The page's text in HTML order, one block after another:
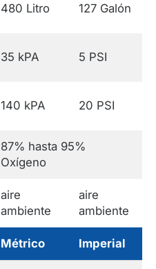
480 Litro 127 Galón
35 kPA 5 PSI
140 kPA 20 PSI
87% hasta 95%
Oxígeno
aire
ambiente
aire
ambiente
Métrico Imperial